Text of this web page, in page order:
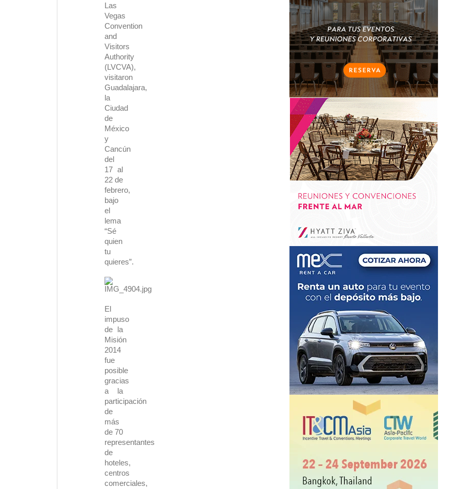
Las
Vegas
Convention
and
Visitors
Authority
(LVCVA),
visitaron
Guadalajara,
la
Ciudad
de
México
y
Cancún
del
17 al
22 de
febrero,
bajo
el
lema
“Sé
quien
tu
quieres”.
El
impuso
de la
Misión
2014
fue
posible
gracias
a la
participación
de
más
de 70
representantes
de
hoteles,
centros
comerciales,